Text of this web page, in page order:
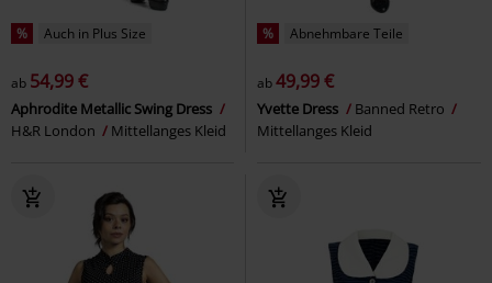
% Auch in Plus Size
ab 54,99 €
Aphrodite Metallic Swing Dress
H&R London
Mittellanges Kleid
% Abnehmbare Teile
ab49,99 €
Yvette Dress
Banned Retro
Mittellanges Kleid